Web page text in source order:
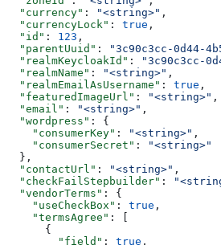
  "currency"
: "<string>" ,
  "currencyLock"
: true ,
  "id"
: 123 ,
  "parentUuid"
: "3c90c3cc-0d44-
  "realmKeycloakId"
:
"3c90c3cc-
  "realmName"
: "<string>" ,
  "realmEmailAsUsername"
: true ,
  "featuredImageUrl"
: "<string>" ,
  "email"
: "<string>" ,
  "wordpress"
: {
    "consumerKey"
: "<string>" ,
    "consumerSecret"
:
"<string>"
  },
  "contactUrl"
: "<string>" ,
  "checkFailStepbuilder"
:
  "vendorTerms"
: {
    "useCheckBox"
: true ,
    "termsAgree"
: [
      {
        "field"
: true ,